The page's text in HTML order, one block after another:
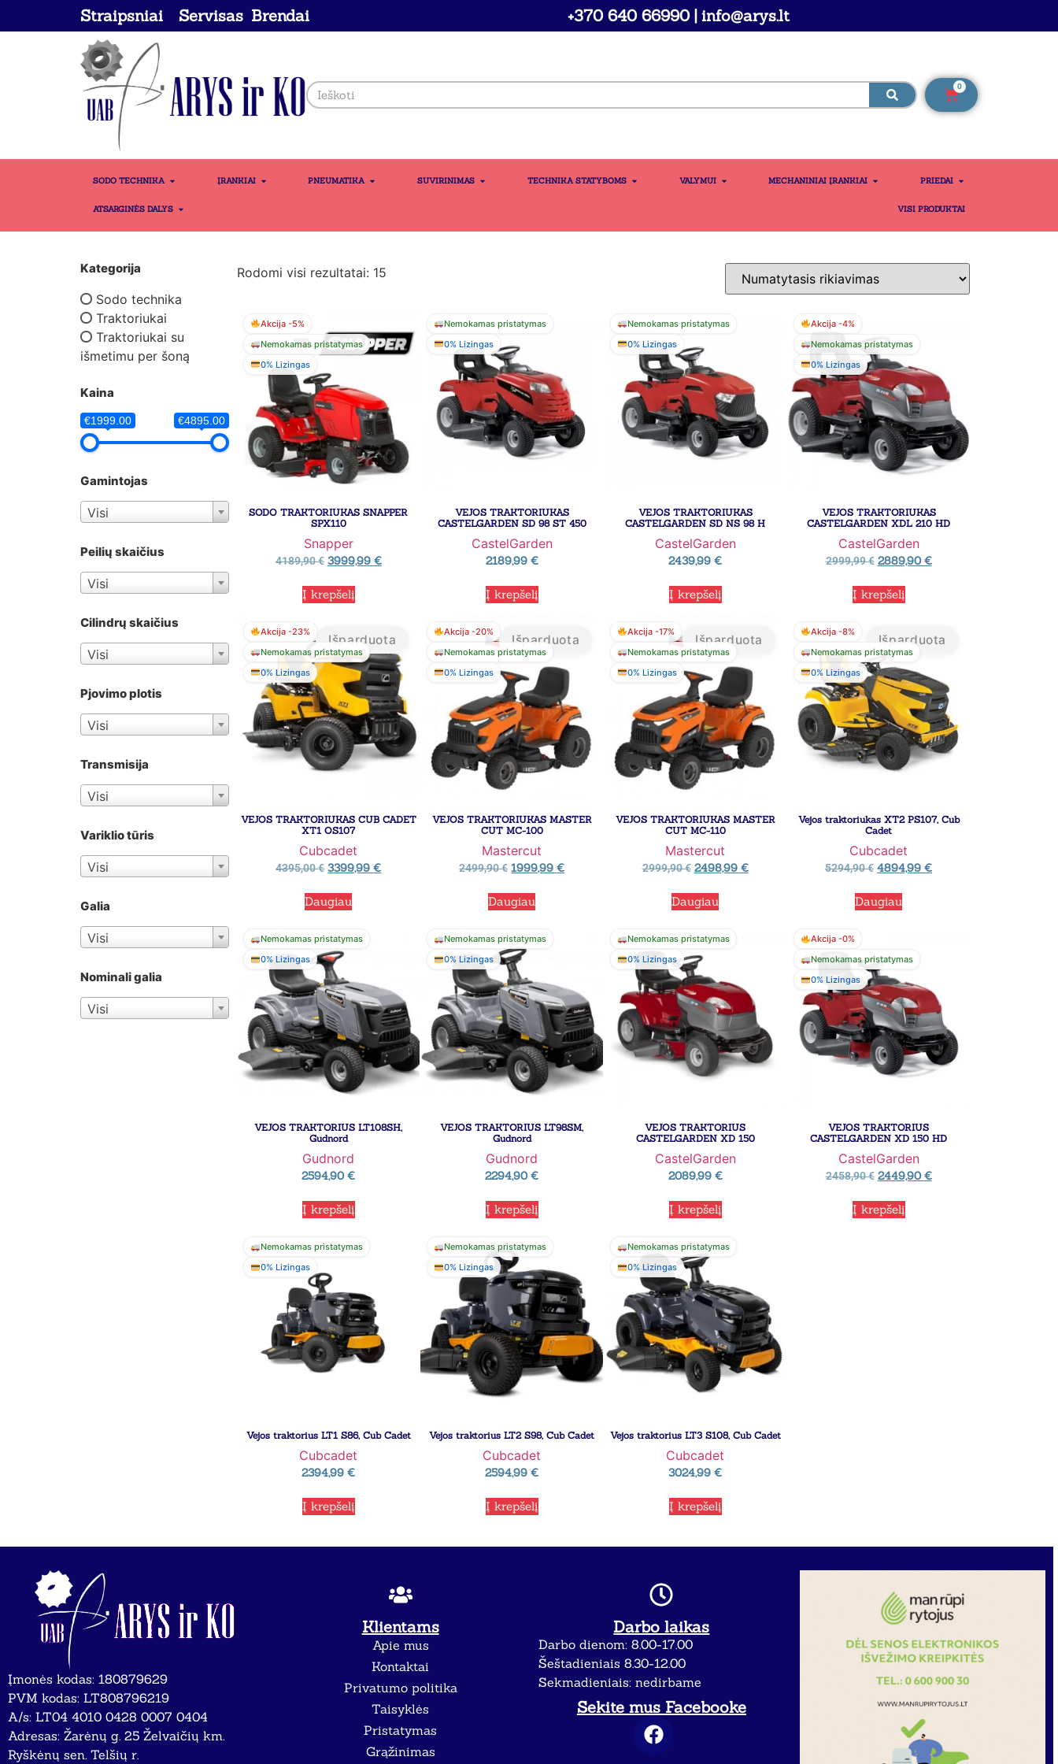
Straipsniai Servisas Brendai +370 640 66990 | info@arys.lt
0
SODO TECHNIKA ĮRANKIAI PNEUMATIKA SUVIRINIMAS TECHNIKA STATYBOMS VALYMUI MECHANINIAI ĮRANKIAI PRIEDAI
ATSARGINĖS DALYS VISI PRODUKTAI
Kategorija
Sodo technika
Traktoriukai
Traktoriukai su
išmetimu per šoną
Kaina
€1999.00 €4895.00
Gamintojas
Visi
Peilių skaičius
Visi
Cilindrų skaičius
Visi
Pjovimo plotis
Visi
Transmisija
Visi
Variklio tūris
Visi
Galia
Visi
Nominali galia
Visi
Rodomi visi rezultatai: 15
Akcija -5%
Nemokamas pristatymas
0% Lizingas
SODO TRAKTORIUKAS SNAPPER
SPX110
Snapper
4189,90€ 3999,99 €
Į krepšelį
Nemokamas pristatymas
0% Lizingas
VEJOS TRAKTORIUKAS
CASTELGARDEN SD 98 ST 450
CastelGarden
2189,99 €
Į krepšelį
Nemokamas pristatymas
0% Lizingas
VEJOS TRAKTORIUKAS
CASTELGARDEN SD NS 98 H
CastelGarden
2439,99€
Į krepšelį
Akcija -4%
Nemokamas pristatymas
0% Lizingas
VEJOS TRAKTORIUKAS
CASTELGARDEN XDL 210 HD
CastelGarden
2999,99€ 2889,90€
Į krepšelį
Akcija -23%
Nemokamas pristatymas
0% Lizingas
Išparduota
VEJOS TRAKTORIUKAS CUB CADET
XT1 OS107
Cubcadet
4395,00€ 3399,99€
Daugiau
Akcija -20%
Nemokamas pristatymas
0% Lizingas
Išparduota
VEJOS TRAKTORIUKAS MASTER
CUT MC-100
Mastercut
2499,90€ 1999,99€
Daugiau
Akcija -17%
Nemokamas pristatymas
0% Lizingas
Išparduota
VEJOS TRAKTORIUKAS MASTER
CUT MC-110
Mastercut
2999,90€ 2498,99 €
Daugiau
Akcija -8%
Nemokamas pristatymas
0% Lizingas
Išparduota
Vejos traktoriukas XT2 PS107, Cub
Cadet
Cubcadet
5294,90€ 4894,99€
Daugiau
Nemokamas pristatymas
0% Lizingas
VEJOS TRAKTORIUS LT108SH,
Gudnord
Gudnord
2594,90€
Į krepšelį
Nemokamas pristatymas
0% Lizingas
VEJOS TRAKTORIUS LT98SM,
Gudnord
Gudnord
2294,90€
Į krepšelį
Nemokamas pristatymas
0% Lizingas
VEJOS TRAKTORIUS
CASTELGARDEN XD 150
CastelGarden
2089,99 €
Į krepšelį
Akcija -0%
Nemokamas pristatymas
0% Lizingas
VEJOS TRAKTORIUS
CASTELGARDEN XD 150 HD
CastelGarden
2458,90€ 2449,90€
Į krepšelį
Nemokamas pristatymas
0% Lizingas
Vejos traktorius LT1 S86, Cub Cadet
Cubcadet
2394,99€
Į krepšelį
Nemokamas pristatymas
0% Lizingas
Vejos traktorius LT2 S98, Cub Cadet
Cubcadet
2594,99€
Į krepšelį
Nemokamas pristatymas
0% Lizingas
Vejos traktorius LT3 S108, Cub Cadet
Cubcadet
3024,99€
Į krepšelį
Įmonės kodas: 180879629
PVM kodas: LT808796219
A/s: LT04 4010 0428 0007 0404
Adresas: Žarėnų g. 25 Želvaičių km.
Ryškėnų sen. Telšių r.
Klientams
Apie mus
Kontaktai
Privatumo politika
Taisyklės
Pristatymas
Grąžinimas
Darbo laikas
Darbo dienom: 8.00-17.00
Šeštadieniais 8.30-12.00
Sekmadieniais: nedirbame
Sekite mus Facebooke